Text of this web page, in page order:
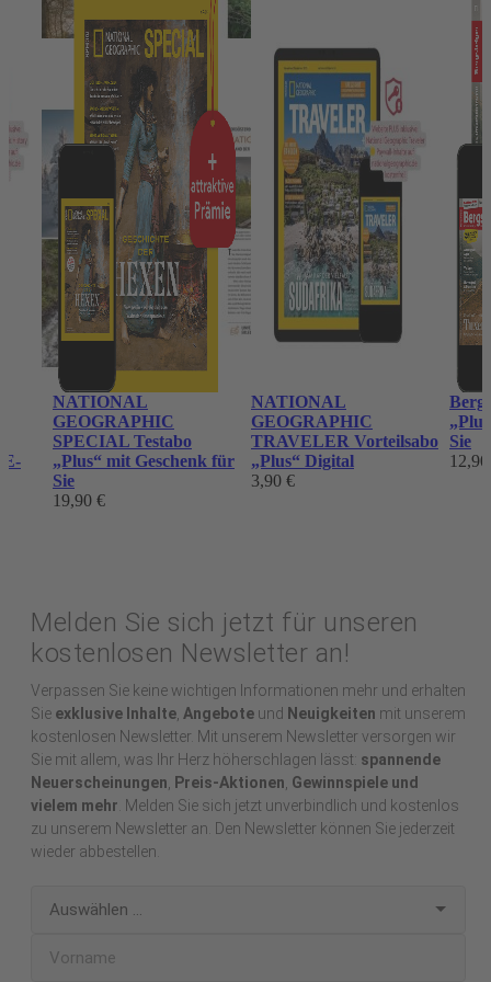
E-
NATIONAL
GEOGRAPHIC
SPECIAL Testabo
„Plus“ mit Geschenk für
Sie
19,90 €
NATIONAL
GEOGRAPHIC
TRAVELER Vorteilsabo
„Plus“ Digital
3,90 €
Sie
Melden Sie sich jetzt für unseren
kostenlosen Newsletter an!
Verpassen Sie keine wichtigen Informationen mehr und erhalten
Sie exklusive Inhalte, Angebote und Neuigkeiten mit unserem
kostenlosen Newsletter. Mit unserem Newsletter versorgen wir
Sie mit allem, was Ihr Herz höherschlagen lässt: spannende
Neuerscheinungen, Preis-Aktionen, Gewinnspiele und
vielem mehr . Melden Sie sich jetzt unverbindlich und kostenlos
zu unserem Newsletter an. Den Newsletter können Sie jederzeit
wieder abbestellen.